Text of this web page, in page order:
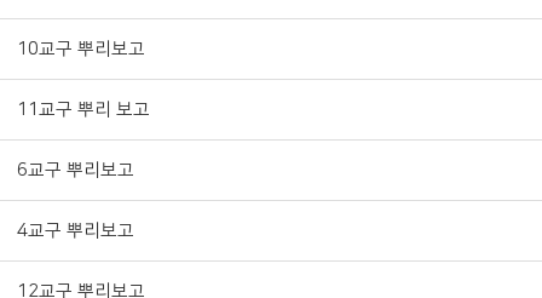
10교구 뿌리보고
11교구 뿌리 보고
6교구 뿌리보고
4교구 뿌리보고
12교구 뿌리보고